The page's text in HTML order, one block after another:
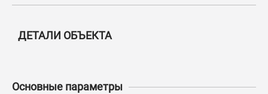
ДЕТАЛИ ОБЪЕКТА
Основные параметры